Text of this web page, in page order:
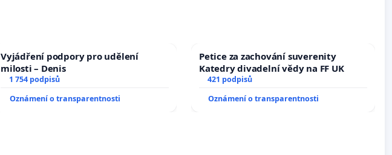
Vyjádření podpory pro udělení
milosti – Denis
1 754 podpisů
Oznámení o transparentnosti
Petice za zachování suverenity
Katedry divadelní vědy na FF UK
421 podpisů
Oznámení o transparentnosti